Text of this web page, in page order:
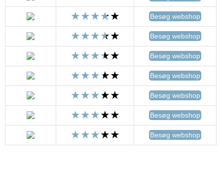
Besøg webshop
Besøg webshop
Besøg webshop
Besøg webshop
Besøg webshop
Besøg webshop
Besøg webshop